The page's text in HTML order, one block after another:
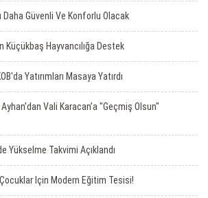
Daha Güvenli Ve Konforlu Olacak
Küçükbaş Hayvancılığa Destek
Yatırımları Masaya Yatırdı
Ayhan’dan Vali Karacan’a "Geçmiş Olsun"
Yükselme Takvimi Açıklandı
Için Modern Eğitim Tesisi!